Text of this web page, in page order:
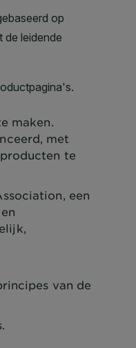
maken.
met
te
een
van de